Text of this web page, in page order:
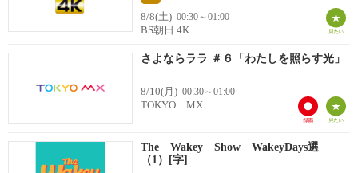
8/8(土) 00:30～01:00
BS朝日 4K
さよならララ ＃６「わたしを照らす光」
8/10(月) 00:30～01:00
TOKYO MX
The Wakey Show WakeyDays選
（1）[字]